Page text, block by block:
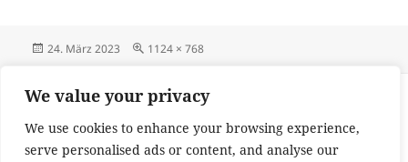
We value your privacy
We use cookies to enhance your browsing experience,
serve personalised ads or content, and analyse our
Veröffentlicht
24. März 2023 Originalgröße
1124 × 768
VERÖFFENTLICHT IN
Draiser Zugs